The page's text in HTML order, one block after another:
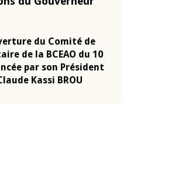
du Comité de
de la BCEAO du 4
par son Président
Kassi BROU